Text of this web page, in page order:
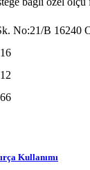
No:21/B 16240
Kullanımı